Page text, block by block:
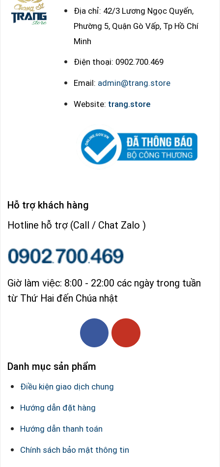
Địa chỉ: 42/3 Lương Ngọc Quyến,
Phường 5, Quận Gò Vấp, Tp Hồ Chí
Minh
Điện thoại: 0902.700.469
Email: admin@trang.store
Website: trang.store
Hỗ trợ khách hàng
Hotline hỗ trợ (Call / Chat Zalo )
Giờ làm việc: 8:00 - 22:00 các ngày trong tuần
từ Thứ Hai đến Chúa nhật
Danh mục sản phẩm
Điều kiện giao dịch chung
Hướng dẫn đặt hàng
Hướng dẫn thanh toán
Chính sách bảo mật thông tin